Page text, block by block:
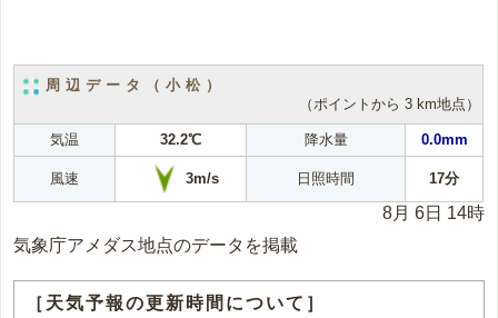
周辺データ（小松）
（ポイントから 3 km地点）
気温 32.2℃ 降水量 0.0mm
風速 3m/s 日照時間 17分
8月 6日 14時
気象庁アメダス地点のデータを掲載
［天気予報の更新時間について］